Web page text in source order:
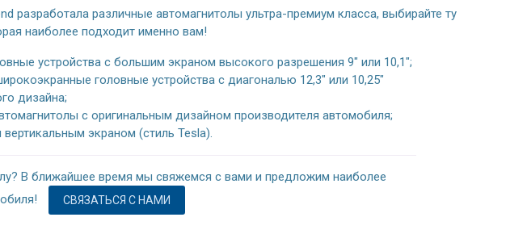
разработала различные автомагнитолы ультра-премиум класса, выбирайте ту
наиболее подходит именно вам!
устройства с большим экраном высокого разрешения 9" или 10,1";
головные устройства с диагональю 12,3" или 10,25"
дизайна;
с оригинальным дизайном производителя автомобиля;
экраном (стиль Tesla).
В ближайшее время мы свяжемся с вами и предложим наиболее
СВЯЗАТЬСЯ С НАМИ